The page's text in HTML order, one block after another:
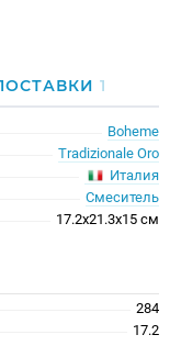
1
Boheme
Tradizionale Oro
Италия
Смеситель
17.2x21.3x15 см
284
17.2